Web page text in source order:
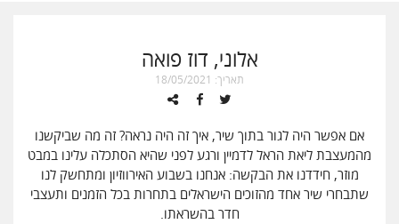
אלוני, דוז פואה
תאריך: 18/05/2021
אם אפשר היה לגור בתוך שיר, איך זה היה נראה? זה מה שביקשנו
מהמעצבת ליאת הראל לדמיין ורגע לפני שהיא הסתכלה עלינו במבט
מוזר, חידדנו את הבקשה: אנחנו בשבוע האירווזיון ומתחשק לנו
שתבחרי שיר אחד מהזוכים הישראלים בתחרות בכל הזמנים ותעצבי
חדר בהשראתו.